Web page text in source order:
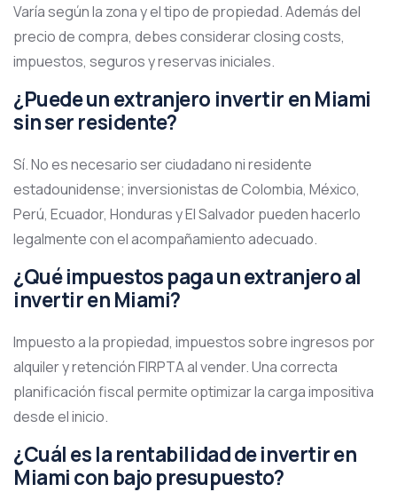
Varía según la zona y el tipo de propiedad. Además del
precio de compra, debes considerar closing costs,
impuestos, seguros y reservas iniciales.
¿Puede un extranjero invertir en Miami
sin ser residente?
Sí. No es necesario ser ciudadano ni residente
estadounidense; inversionistas de Colombia, México,
Perú, Ecuador, Honduras y El Salvador pueden hacerlo
legalmente con el acompañamiento adecuado.
¿Qué impuestos paga un extranjero al
invertir en Miami?
Impuesto a la propiedad, impuestos sobre ingresos por
alquiler y retención FIRPTA al vender. Una correcta
planificación fiscal permite optimizar la carga impositiva
desde el inicio.
¿Cuál es la rentabilidad de invertir en
Miami con bajo presupuesto?